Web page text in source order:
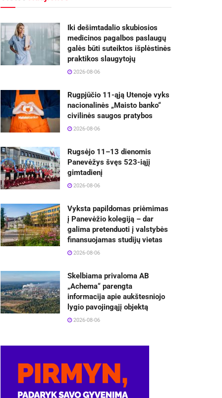
Iki dešimtadalio skubiosios
medicinos pagalbos paslaugų
galės būti suteiktos išplėstinės
praktikos slaugytojų
2026-08-06
Rugpjūčio 11-ąją Utenoje vyks
nacionalinės „Maisto banko“
civilinės saugos pratybos
2026-08-06
Rugsėjo 11–13 dienomis
Panevėžys švęs 523-iąjį
gimtadienį
2026-08-06
Vyksta papildomas priėmimas
į Panevėžio kolegiją – dar
galima pretenduoti į valstybės
finansuojamas studijų vietas
2026-08-06
Skelbiama privaloma AB
„Achema“ parengta
informacija apie aukštesniojo
lygio pavojingąjį objektą
2026-08-06